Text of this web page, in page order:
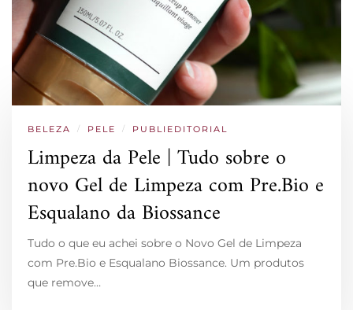
BELEZA / PELE / PUBLIEDITORIAL
Limpeza da Pele | Tudo sobre o
novo Gel de Limpeza com Pre.Bio e
Esqualano da Biossance
Tudo o que eu achei sobre o Novo Gel de Limpeza
com Pre.Bio e Esqualano Biossance. Um produtos
que remove…